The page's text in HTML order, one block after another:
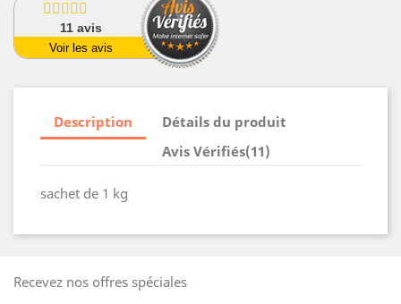
11 avis
Voir les avis
Description
Détails du produit
Avis Vérifiés(11)
sachet de 1 kg
Recevez nos offres spéciales